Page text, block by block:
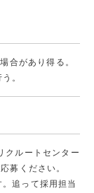
合があり得る。
。
クルートセンター
募ください。
追って採用担当